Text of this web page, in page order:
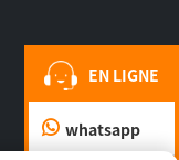
EN LIGNE
whatsapp